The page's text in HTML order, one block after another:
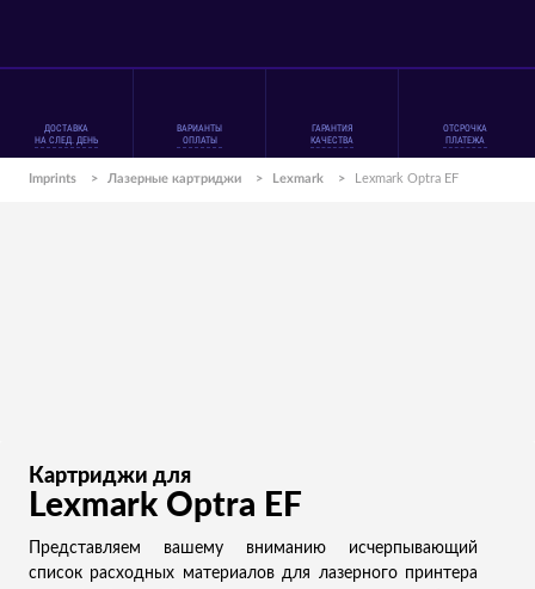
ДОСТАВКА
НА СЛЕД. ДЕНЬ
ВАРИАНТЫ
ОПЛАТЫ
ГАРАНТИЯ
КАЧЕСТВА
ОТСРОЧКА
ПЛАТЕЖА
Imprints > Лазерные картриджи > Lexmark > Lexmark Optra EF
Картриджи для
Lexmark Optra EF
Представляем вашему вниманию исчерпывающий
список расходных материалов для лазерного принтера